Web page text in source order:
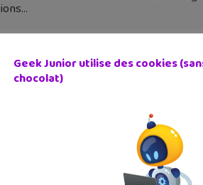
1 : l’armée française rejoint le
They Shall Not Pass, la
cartes. On attendait avec
Geek Junior utilise des cookies
chocolat)